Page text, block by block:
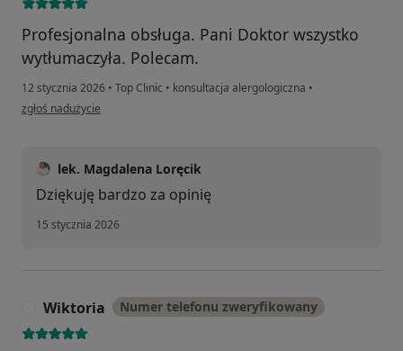
Profesjonalna obsługa. Pani Doktor wszystko
wytłumaczyła. Polecam.
12 stycznia 2026 • Top Clinic • konsultacja alergologiczna •
w opinii użytkownika Monika
zgłoś nadużycie
lek. Magdalena Loręcik
Dziękuję bardzo za opinię
15 stycznia 2026
Wiktoria Numer telefonu zweryfikowany